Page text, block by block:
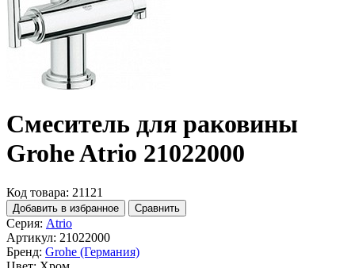
Смеситель для раковины
Grohe Atrio 21022000
Код товара: 21121
Добавить в избранное Сравнить
Серия: Atrio
Артикул: 21022000
Бренд: Grohe (Германия)